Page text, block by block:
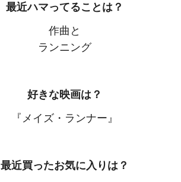
最近ハマってることは？
作曲と
ランニング
好きな映画は？
『メイズ・ランナー』
最近買ったお気に入りは？